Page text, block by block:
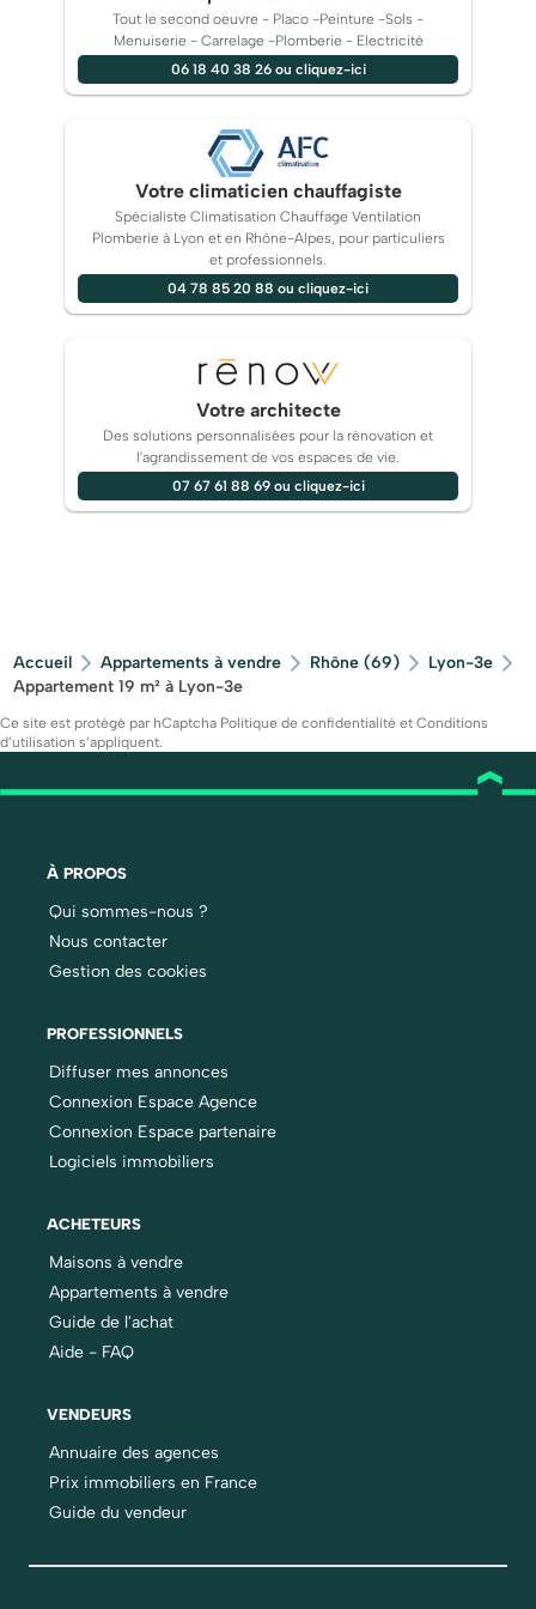
Tout le second oeuvre - Placo -Peinture -Sols -
Menuiserie - Carrelage -Plomberie - Electricité
06 18 40 38 26 ou cliquez-ici
Votre climaticien chauffagiste
Spécialiste Climatisation Chauffage Ventilation
Plomberie à Lyon et en Rhône-Alpes, pour particuliers
et professionnels.
04 78 85 20 88 ou cliquez-ici
Votre architecte
Des solutions personnalisées pour la rénovation et
l'agrandissement de vos espaces de vie.
07 67 61 88 69 ou cliquez-ici
Accueil Appartements à vendre Rhône (69)
Lyon-3e
Appartement 19 m² à Lyon-3e
Ce site est protégé par hCaptcha Politique de confidentialité et Conditions
d’utilisation s’appliquent.
À PROPOS
Qui sommes-nous ?
Nous contacter
Gestion des cookies
PROFESSIONNELS
Diffuser mes annonces
Connexion Espace Agence
Connexion Espace partenaire
Logiciels immobiliers
ACHETEURS
Maisons à vendre
Appartements à vendre
Guide de l'achat
Aide - FAQ
VENDEURS
Annuaire des agences
Prix immobiliers en France
Guide du vendeur